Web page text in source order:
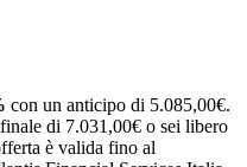
con un anticipo di 5.085,00€.
di 7.031,00€ o sei libero
è valida fino al